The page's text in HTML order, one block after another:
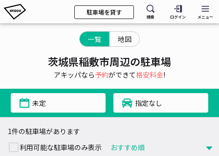
駐車場を貸す
検索 ログイン メニュー
一覧 地図
茨城県稲敷市周辺の駐車場
アキッパなら予約ができて格安料金!
未定 指定なし
1件の駐車場があります
利用可能な駐車場のみ表示